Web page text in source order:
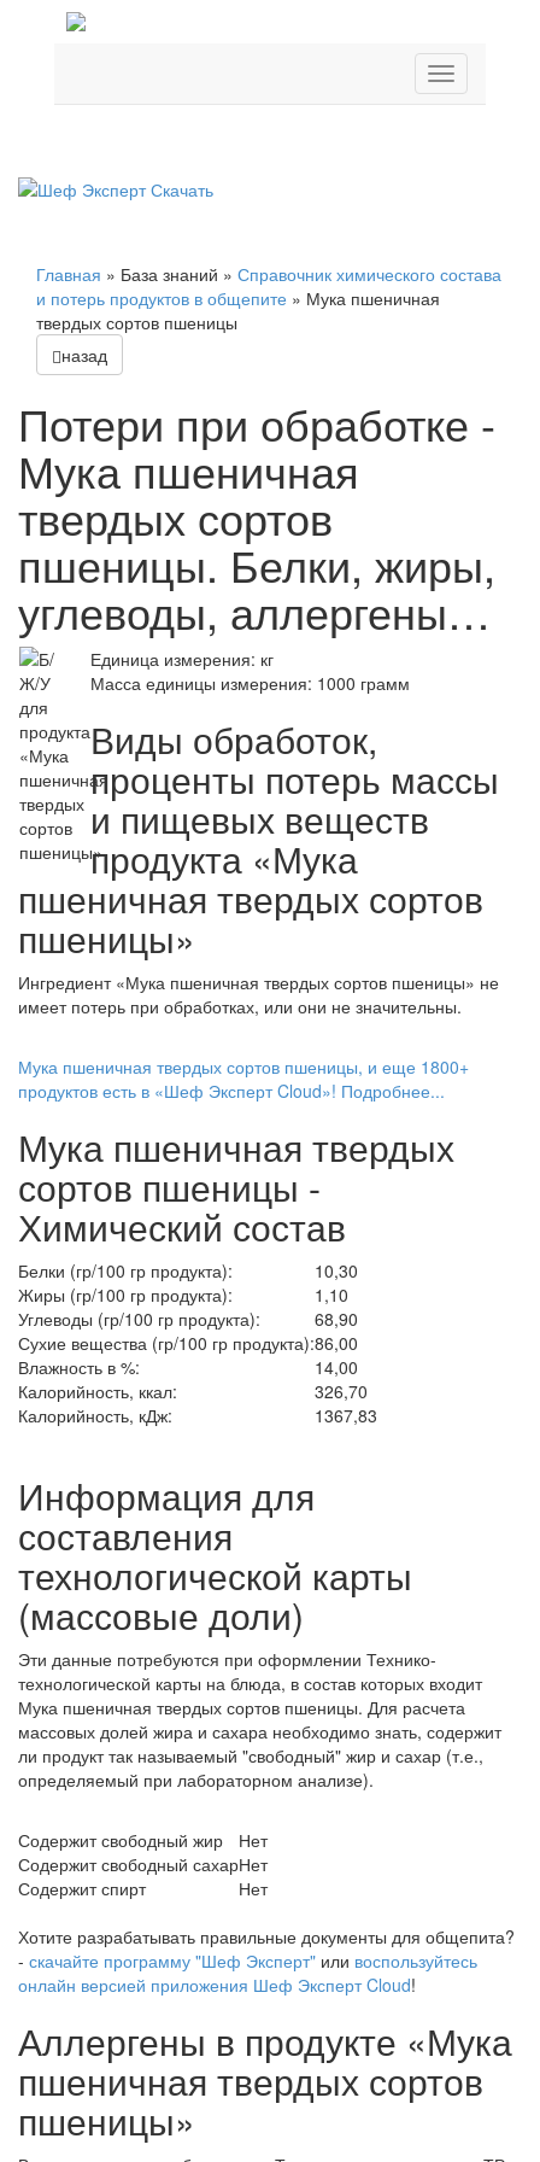
Главная » База знаний » Справочник химического состава
и потерь продуктов в общепите » Мука пшеничная
твердых сортов пшеницы
назад
Потери при обработке -
Мука пшеничная
твердых сортов
пшеницы. Белки, жиры,
углеводы, аллергены…
Единица измерения: кг
Масса единицы измерения: 1000 грамм
Виды обработок,
проценты потерь массы
и пищевых веществ
продукта «Мука
пшеничная твердых сортов
пшеницы»
Ингредиент «Мука пшеничная твердых сортов пшеницы» не
имеет потерь при обработках, или они не значительны.
Мука пшеничная твердых сортов пшеницы, и еще 1800+
продуктов есть в «Шеф Эксперт Cloud»! Подробнее...
Мука пшеничная твердых
сортов пшеницы -
Химический состав
Белки (гр/100 гр продукта):
10,30
Жиры (гр/100 гр продукта):
1,10
Углеводы (гр/100 гр продукта):
68,90
Сухие вещества (гр/100 гр продукта):86,00
Влажность в %:
14,00
Калорийность, ккал:
326,70
Калорийность, кДж:
1367,83
Информация для
составления
технологической карты
(массовые доли)
Эти данные потребуются при оформлении Технико-
технологической карты на блюда, в состав которых входит
Мука пшеничная твердых сортов пшеницы. Для расчета
массовых долей жира и сахара необходимо знать, содержит
ли продукт так называемый "свободный" жир и сахар (т.е.,
определяемый при лабораторном анализе).
Содержит свободный жир
Нет
Содержит свободный сахарНет
Содержит спирт
Нет
Хотите разрабатывать правильные документы для общепита?
- скачайте программу "Шеф Эксперт" или воспользуйтесь
онлайн версией приложения Шеф Эксперт Cloud!
Аллергены в продукте «Мука
пшеничная твердых сортов
пшеницы»